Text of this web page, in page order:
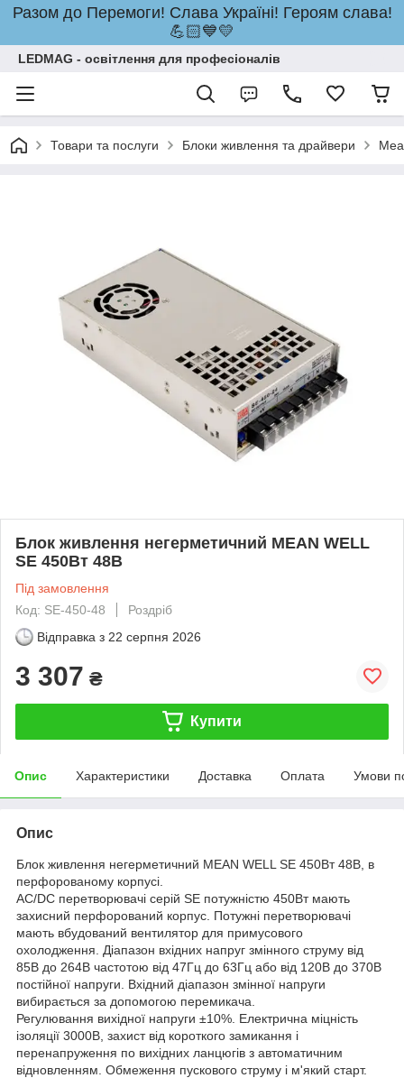
Разом до Перемоги! Слава Україні! Героям слава!
💪🏻💙💛
LEDMAG - освітлення для професіоналів
Товари та послуги Блоки живлення та драйвери
Блок живлення негерметичний MEAN WELL
SE 450Вт 48В
Під замовлення
Код: SE-450-48
Роздріб
Відправка з 22 серпня 2026
3 307 ₴
Купити
Опис Характеристики Доставка Оплата Умови
Опис
Блок живлення негерметичний MEAN WELL SE 450Вт 48В, в
перфорованому корпусі.
АC/DC перетворювачі серій SE потужністю 450Вт мають
захисний перфорований корпус. Потужні перетворювачі
мають вбудований вентилятор для примусового
охолодження. Діапазон вхідних напруг змінного струму від
85В до 264В частотою від 47Гц до 63Гц або від 120В до 370В
постійної напруги. Вхідний діапазон змінної напруги
вибирається за допомогою перемикача.
Регулювання вихідної напруги ±10%. Електрична міцність
ізоляції 3000В, захист від короткого замикання і
перенапруження по вихідних ланцюгів з автоматичним
відновленням. Обмеження пускового струму і м'який старт.